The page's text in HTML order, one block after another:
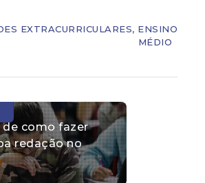
EXTRACURRICULARES, ENSINO
MÉDIO
de como fazer
redação no